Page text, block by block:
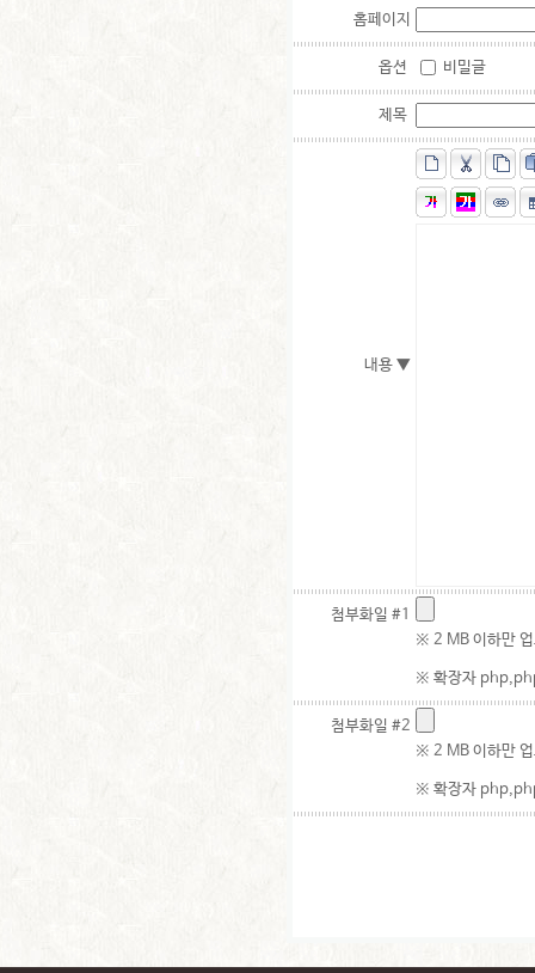
홈페이지
옵션 비밀글
제목
내용 ▼
첨부화일 #1
※ 2 MB 이하만
※ 확장자
첨부화일 #2
※ 2 MB 이하만
※ 확장자